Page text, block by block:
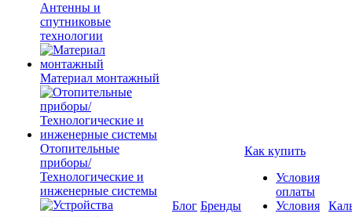
Антенны и
спутниковые
технологии
Материал монтажный
Отопительные
приборы/
Технологические и
инженерные системы
Блог Бренды
Как купить
Условия
оплаты
Условия